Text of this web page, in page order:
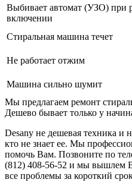
Выбивает автомат (УЗО) при
включении
Стиральная машина течет
Не работает отжим
Машина сильно шумит
Мы предлагаем ремонт
Дешево бывает только у
Desany не дешевая техника и
кто не знает ее. Мы
помочь Вам. Позвоните по
(812) 408-56-52 и мы вышлем
все проблемы за короткий